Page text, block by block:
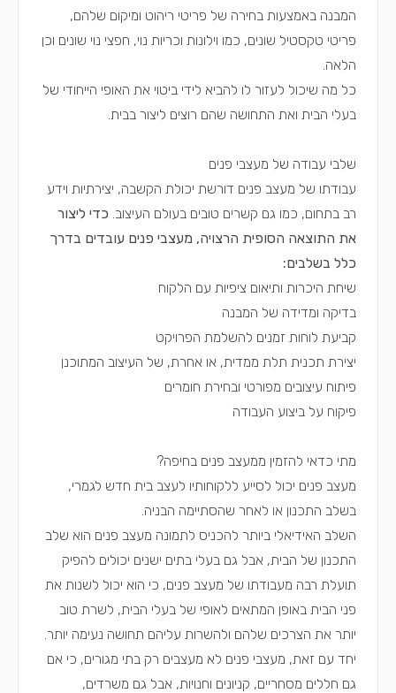
המבנה באמצעות בחירה של פריטי ריהוט ומיקום שלהם,
פריטי טקסטיל שונים, כמו וילונות וכריות נוי, חפצי נוי שונים וכן
הלאה.
כל מה שיכול לעזור לו להביא לידי ביטוי את האופי הייחודי של
בעלי הבית ואת התחושה שהם רוצים ליצור בבית.
שלבי עבודה של מעצבי פנים
עבודתו של מעצב פנים דורשת יכולת הקשבה, יצירתיות וידע
רב בתחום, כמו גם קשרים טובים בעולם העיצוב. כדי ליצור
את התוצאה הסופית הרצויה, מעצבי פנים עובדים בדרך
כלל בשלבים:
שיחת היכרות ותיאום ציפיות עם הלקוח
בדיקה ומדידה של המבנה
קביעת לוחות זמנים להשלמת הפרויקט
יצירת תכנית תלת ממדית, או אחרת, של העיצוב המתוכנן
פיתוח עיצובים מפורטי ובחירת חומרים
פיקוח על ביצוע העבודה
מתי כדאי להזמין ממעצב פנים בחיפה?
מעצב פנים יכול לסייע ללקוחותיו לעצב בית חדש לגמרי,
בשלב התכנון או לאחר שהסתיימה הבניה.
השלב האידיאלי ביותר להכניס לתמונה מעצב פנים הוא שלב
התכנון של הבית, אבל גם בעלי בתים ישנים יכולים להפיק
תועלת רבה מעבודתו של מעצב פנים, כי הוא יכול לשנות את
פני הבית באופן המתאים לאופי של בעלי הבית, לשרת טוב
יותר את הצרכים שלהם ולהשרות עליהם תחושה נעימה יותר.
יחד עם זאת, מעצבי פנים לא מעצבים רק בתי מגורים, כי אם
גם חללים מסחריים, קניונים וחנויות, אבל גם משרדים,